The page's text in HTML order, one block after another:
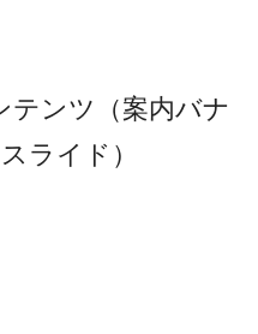
テンツ（案内バナ
ライド）